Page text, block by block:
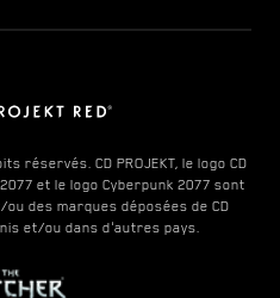
réservés. CD PROJEKT, le logo CD
et le logo Cyberpunk 2077 sont
des marques déposées de CD
et/ou dans d'autres pays.